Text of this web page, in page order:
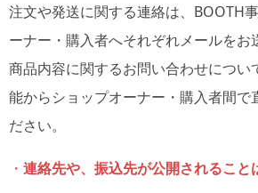
注文や発送に関する連絡は、BOOTH
ーナー・購入者へそれぞれメールをお
商品内容に関するお問い合わせについ
能からショップオーナー・購入者間で
ださい。
・ 連絡先や、振込先が公開されること